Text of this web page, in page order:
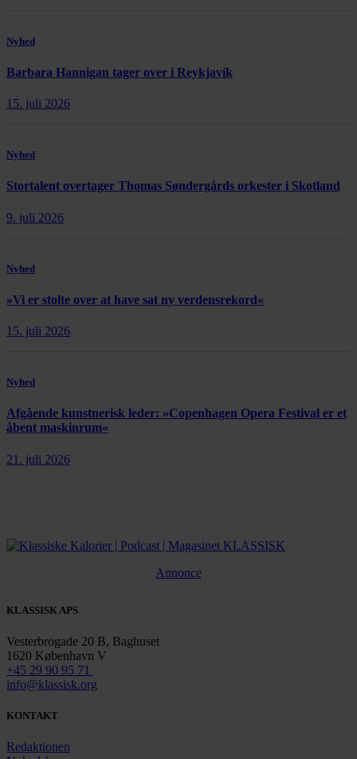
Nyhed
Barbara Hannigan tager over i Reykjavík
15. juli 2026
Nyhed
Stortalent overtager Thomas Søndergårds orkester i Skotland
9. juli 2026
Nyhed
»Vi er stolte over at have sat ny verdensrekord«
15. juli 2026
Nyhed
Afgående kunstnerisk leder: »Copenhagen Opera Festival er et
åbent maskinrum«
21. juli 2026
Annonce
KLASSISK APS
Vesterbrogade 20 B, Baghuset
1620 København V
+45 29 90 95 71
info@klassisk.org
KONTAKT
Redaktionen